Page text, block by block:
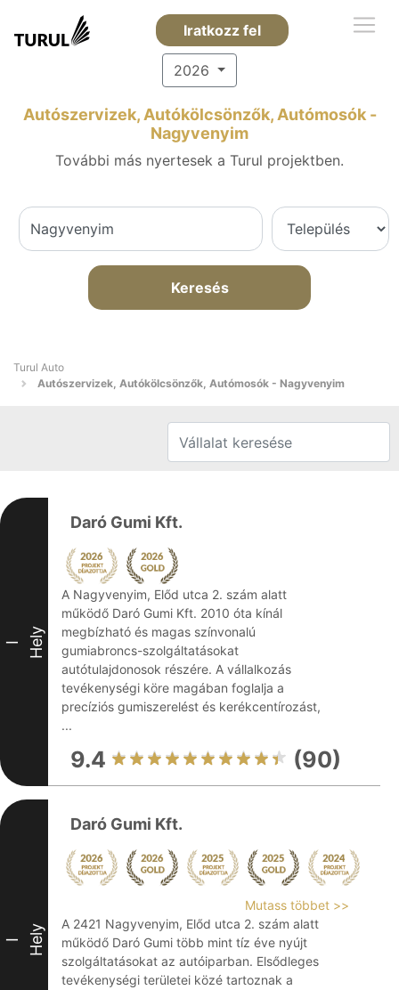
Iratkozz fel
2026
Autószervizek, Autókölcsönzők, Autómosók -
Nagyvenyim
További más nyertesek a Turul projektben.
Keresés
Turul Auto
Autószervizek, Autókölcsönzők, Autómosók - Nagyvenyim
I Hely
Daró Gumi Kft.
A Nagyvenyim, Előd utca 2. szám alatt
működő Daró Gumi Kft. 2010 óta kínál
megbízható és magas színvonalú
gumiabroncs-szolgáltatásokat
autótulajdonosok részére. A vállalkozás
tevékenységi köre magában foglalja a
precíziós gumiszerelést és kerékcentírozást,
...
9.4 (90)
I Hely
Daró Gumi Kft.
Mutass többet >>
A 2421 Nagyvenyim, Előd utca 2. szám alatt
működő Daró Gumi több mint tíz éve nyújt
szolgáltatásokat az autóiparban. Elsődleges
tevékenységi területei közé tartoznak a